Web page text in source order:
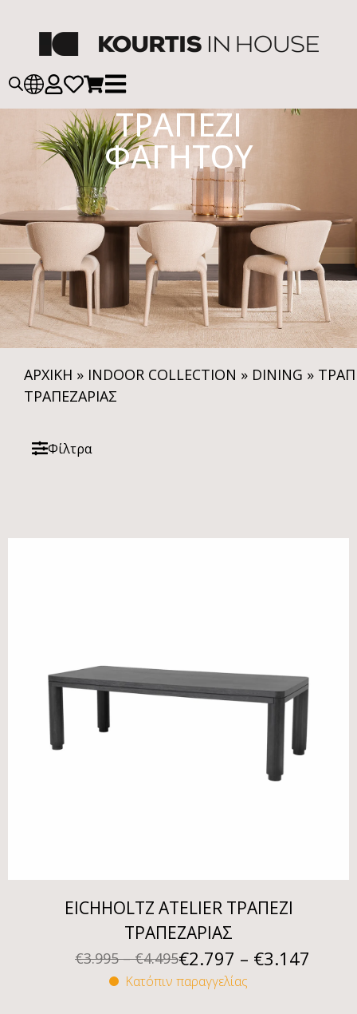
ΤΡΑΠΕΖΙ
ΦΑΓΗΤΟΥ
ΑΡΧΙΚΗ » INDOOR COLLECTION » DINING »
ΤΡΑΠΕΖΑΡΊΑΣ
Φίλτρα
EICHHOLTZ ATELIER ΤΡΑΠΕΖΙ
ΤΡΑΠΕΖΑΡΙΑΣ
€3.995 – €4.495€2.797 – €3.147
Κατόπιν παραγγελίας